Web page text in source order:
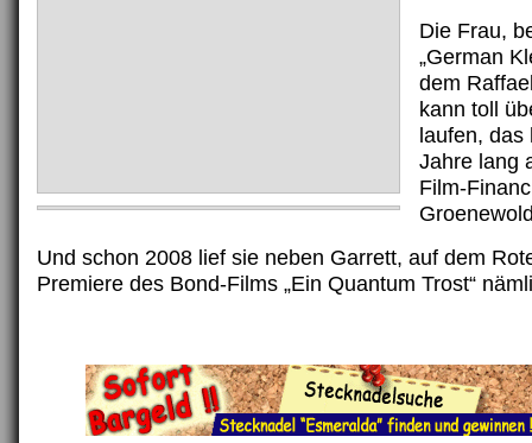
Die Frau,
„German
dem
kann toll
laufen,
Jahre lang
Film-
Und schon 2008 lief sie neben Garrett, auf dem
Premiere des Bond-Films „Ein Quantum Trost“